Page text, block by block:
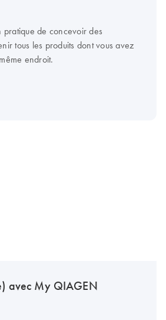
pratique de concevoir des
tous les produits dont vous avez
endroit.
avec My QIAGEN